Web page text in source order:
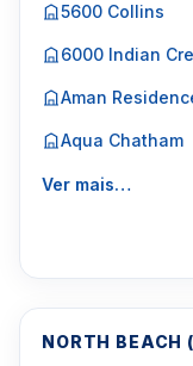
5600 Collins
6000 Indian
Aman
Aqua Chatham
Ver mais…
NORTH BEACH